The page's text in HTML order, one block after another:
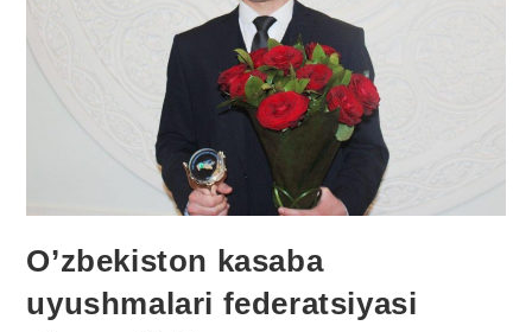
O’zbekiston kasaba
uyushmalari federatsiyasi